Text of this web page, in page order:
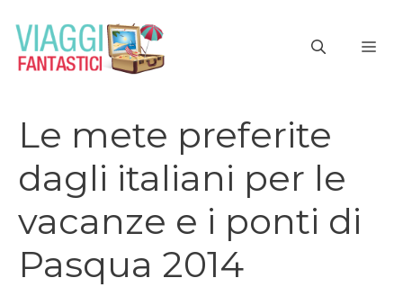
contenuto
Le mete preferite
dagli italiani per le
vacanze e i ponti di
Pasqua 2014